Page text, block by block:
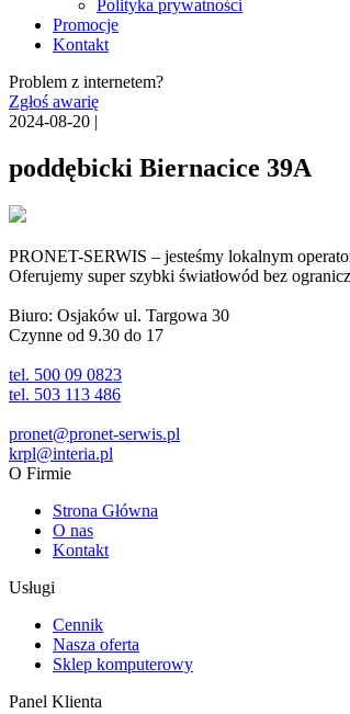
Polityka prywatności
Promocje
Kontakt
Problem z internetem?
Zgłoś awarię
2024-08-20 |
poddębicki Biernacice 39A
PRONET-SERWIS – jesteśmy lokalnym
Oferujemy super szybki światłowód bez
Biuro: Osjaków ul. Targowa 30
Czynne od 9.30 do 17
tel. 500 09 0823
tel. 503 113 486
pronet@pronet-serwis.pl
krpl@interia.pl
O Firmie
Strona Główna
O nas
Kontakt
Usługi
Cennik
Nasza oferta
Sklep komputerowy
Panel Klienta